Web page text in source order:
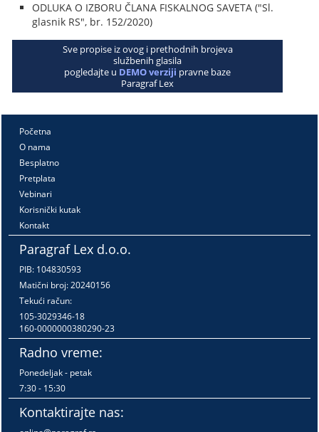
ODLUKA O IZBORU ČLANA FISKALNOG SAVETA ("Sl.
glasnik RS", br. 152/2020)
Sve propise iz ovog i prethodnih brojeva
službenih glasila
pogledajte u DEMO verziji pravne baze
Paragraf Lex
Početna
O nama
Besplatno
Pretplata
Vebinari
Korisnički kutak
Kontakt
Paragraf Lex d.o.o.
PIB: 104830593
Matični broj: 20240156
Tekući račun:
105-3029346-18
160-0000000380290-23
Radno vreme:
Ponedeljak - petak
7:30 - 15:30
Kontaktirajte nas: